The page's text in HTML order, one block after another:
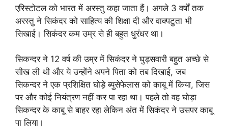
एरिस्टोटल को भारत में अरस्तु कहा जाता हैं। अगले 3 वर्षों तक
अरस्तु ने सिकंदर को साहित्य की शिक्षा दी और वाक्पटुता भी
सिखाई। सिकंदर कम उम्र से ही बहुत धुरंधर था।
सिकन्दर ने 12 वर्ष की उम्र में सिकंदर ने घुड़सवारी बहुत अच्छे से
सीख ली थी और ये उन्होंने अपने पिता को तब दिखाई, जब
सिकन्दर ने एक प्रशिक्षित घोड़े ब्युसेफेलास को काबू में किया, जिस
पर और कोई नियंत्रण नहीं कर पा रहा था। पहले तो वह घोड़ा
सिकन्दर के काबू से बाहर रहा लेकिन अंत में सिकंदर ने उसपर काबू
पा लिया।